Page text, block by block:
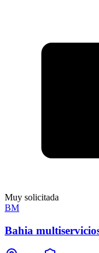
Muy solicitada
BM
Bahia